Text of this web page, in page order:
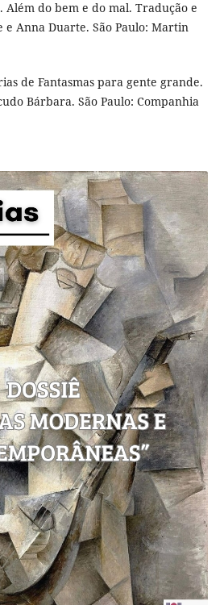
Além do bem e do mal. Tradução e
e Anna Duarte. São Paulo: Martin
de Fantasmas para gente grande.
Bárbara. São Paulo: Companhia